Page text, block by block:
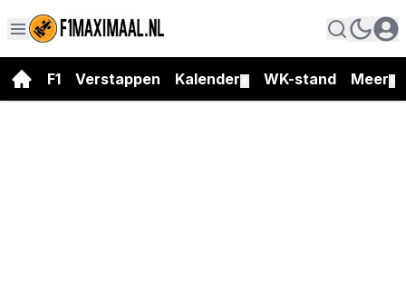
F1 Verstappen Kalender WK-stand Meer